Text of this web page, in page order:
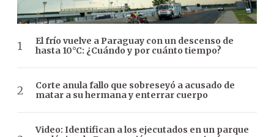
El frío vuelve a Paraguay con un descenso de
hasta 10°C: ¿Cuándo y por cuánto tiempo?
Corte anula fallo que sobreseyó a acusado de
matar a su hermana y enterrar cuerpo
Video: Identifican a los ejecutados en un parque